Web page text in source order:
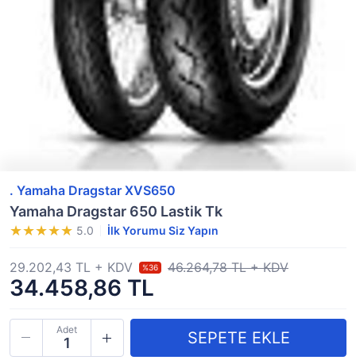
. Yamaha Dragstar XVS650
Yamaha Dragstar 650 Lastik Tk
5.0 İlk Yorumu Siz Yapın
34.458,86 TL
29.202,43 TL + KDV %36 46.264,78 TL + KDV
Adet